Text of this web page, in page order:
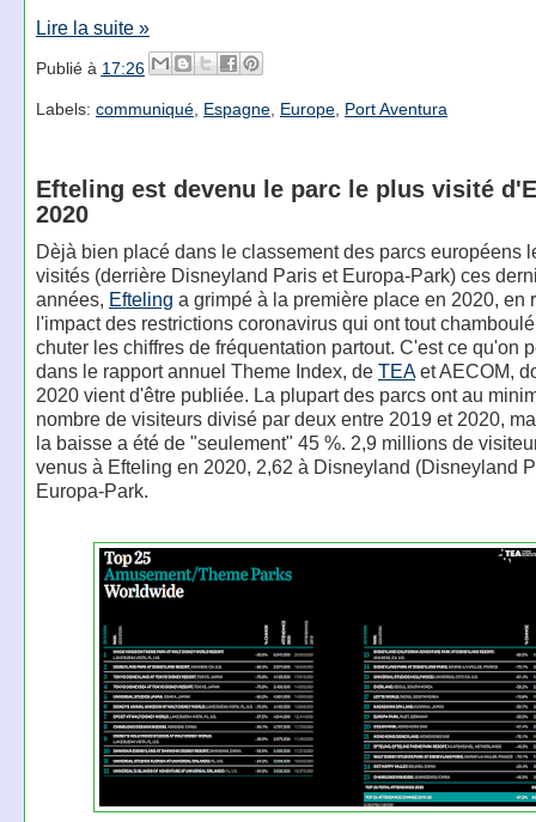
Lire la suite »
Publié à 17:26
Labels: communiqué, Espagne, Europe, Port Aventura
Efteling est devenu le parc le plus visité
2020
Dèjà bien placé dans le classement des parcs européens
visités (derrière Disneyland Paris et Europa-Park) ces
années, Efteling a grimpé à la première place en 2020, en
l'impact des restrictions coronavirus qui ont tout
chuter les chiffres de fréquentation partout. C'est ce qu'on
dans le rapport annuel Theme Index, de TEAet AECOM,
2020 vient d'être publiée. La plupart des parcs ont au
nombre de visiteurs divisé par deux entre 2019 et 2020,
la baisse a été de "seulement" 45 %. 2,9 millions de
venus à Efteling en 2020, 2,62 à Disneyland (Disneyland
Europa-Park.